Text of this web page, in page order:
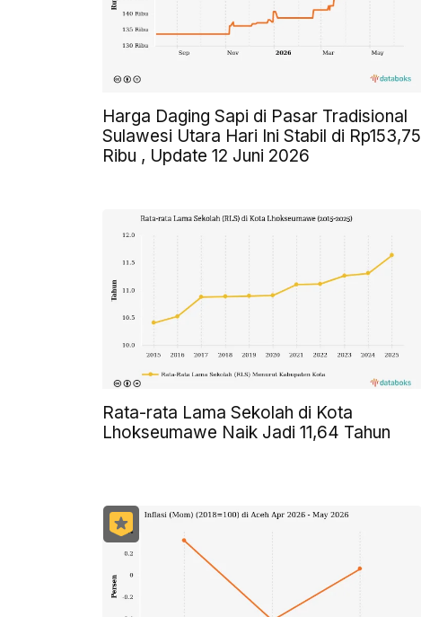
Harga Daging Sapi di Pasar Tradisional
Sulawesi Utara Hari Ini Stabil di Rp153,75
Ribu , Update 12 Juni 2026
Rata-rata Lama Sekolah di Kota
Lhokseumawe Naik Jadi 11,64 Tahun